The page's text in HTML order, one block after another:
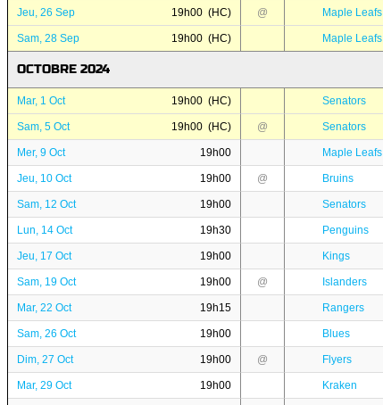
Jeu, 26 Sep 19h00 (HC) @ Maple Leafs
Sam, 28 Sep 19h00 (HC) Maple Leafs
OCTOBRE 2024
Mar, 1 Oct 19h00 (HC) Senators
Sam, 5 Oct 19h00 (HC) @ Senators
Mer, 9 Oct 19h00 Maple Leafs
Jeu, 10 Oct 19h00 @ Bruins
Sam, 12 Oct 19h00 Senators
Lun, 14 Oct 19h30 Penguins
Jeu, 17 Oct 19h00 Kings
Sam, 19 Oct 19h00 @ Islanders
Mar, 22 Oct 19h15 Rangers
Sam, 26 Oct 19h00 Blues
Dim, 27 Oct 19h00 @ Flyers
Mar, 29 Oct 19h00 Kraken